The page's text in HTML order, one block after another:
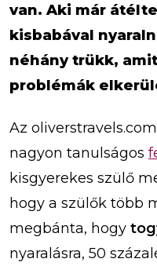
van. Aki már
kisbabával
néhány trükk,
problémák
Az
nagyon tanulságos
kisgyerekes szülő
hogy a szülők több
megbánta, hogy
nyaralásra, 50